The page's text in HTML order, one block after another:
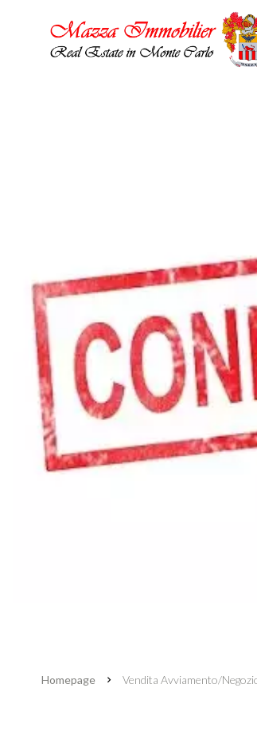
Homepage Vendita Avviamento/